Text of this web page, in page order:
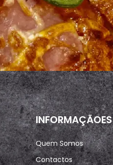
INFORMAÇÃOES
Quem Somos
Contactos